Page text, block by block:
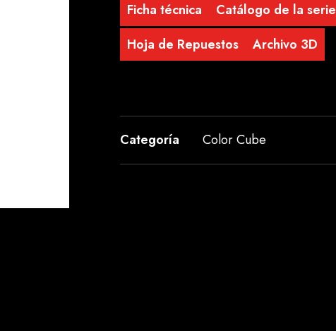
Ficha técnica
Catálogo de la serie
Hoja de Repuestos
Archivo 3D
Categoría Color Cube